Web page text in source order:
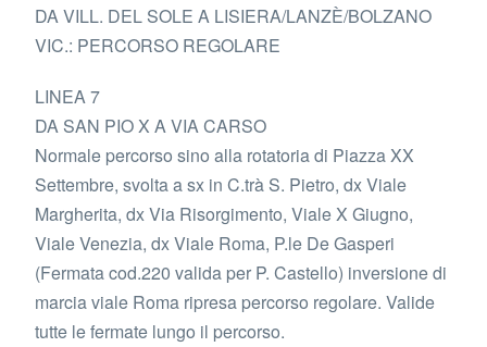
DA VILL. DEL SOLE A LISIERA/LANZÈ/BOLZANO
VIC.: PERCORSO REGOLARE
LINEA 7
DA SAN PIO X A VIA CARSO
Normale percorso sino alla rotatoria di Piazza XX
Settembre, svolta a sx in C.trà S. Pietro, dx Viale
Margherita, dx Via Risorgimento, Viale X Giugno,
Viale Venezia, dx Viale Roma, P.le De Gasperi
(Fermata cod.220 valida per P. Castello) inversione di
marcia viale Roma ripresa percorso regolare. Valide
tutte le fermate lungo il percorso.